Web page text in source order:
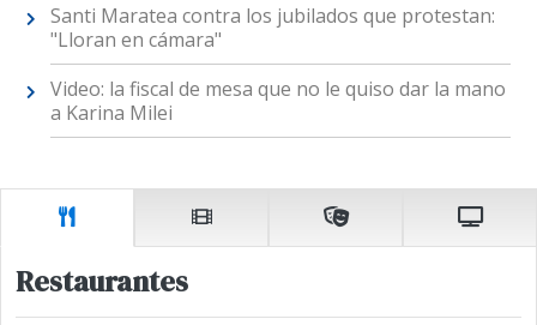
Santi Maratea contra los jubilados que protestan:
"Lloran en cámara"
Video: la fiscal de mesa que no le quiso dar la mano
a Karina Milei
Restaurantes